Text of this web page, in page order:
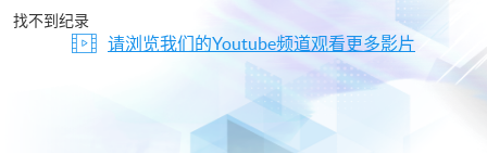
片
找不到纪录
请浏览我们的Youtube频道观看更多影片